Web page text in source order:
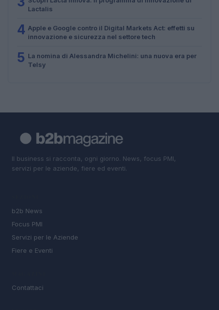
Lactalis
4 Apple e Google contro il Digital Markets Act: effetti su
innovazione e sicurezza nel settore tech
5 La nomina di Alessandra Michelini: una nuova era per
Telsy
Il business si racconta, ogni giorno. News, focus PMI,
servizi per le aziende, fiere ed eventi.
b2b News
Focus PMI
Servizi per le Aziende
Fiere e Eventi
Contattaci